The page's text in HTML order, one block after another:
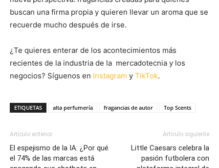
buscan una firma propia y quieren llevar un aroma que se
recuerde mucho después de irse.
¿Te quieres enterar de los acontecimientos más
recientes de la industria de la mercadotecnia y los
negocios? Síguenos en Instagram y TikTok.
ETIQUETAS alta perfumería fragancias de autor Top Scents
Artículo anterior
El espejismo de la IA: ¿Por qué
el 74% de las marcas está
Artículo siguiente
Little Caesars celebra la
pasión futbolera con